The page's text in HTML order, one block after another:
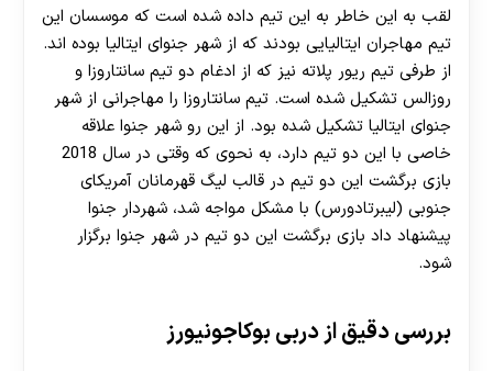
هات بت
لقب به این خاطر به این تیم داده شده است که موسسان این
تیم مهاجران ایتالیایی بودند که از شهر جنوای ایتالیا بوده اند.
از طرفی تیم ریور پلاته نیز که از ادغام دو تیم سانتاروزا و
روزالس تشکیل شده است. تیم سانتاروزا را مهاجرانی از شهر
جنوای ایتالیا تشکیل شده بود. از این رو شهر جنوا علاقه
خاصی با این دو تیم دارد، به نحوی که وقتی در سال 2018
بازی برگشت این دو تیم در قالب لیگ قهرمانان آمریکای
جنوبی (لیبرتادورس) با مشکل مواجه شد، شهردار جنوا
پیشنهاد داد بازی برگشت این دو تیم در شهر جنوا برگزار
شود.
بررسی دقیق از دربی بوکاجونیورز